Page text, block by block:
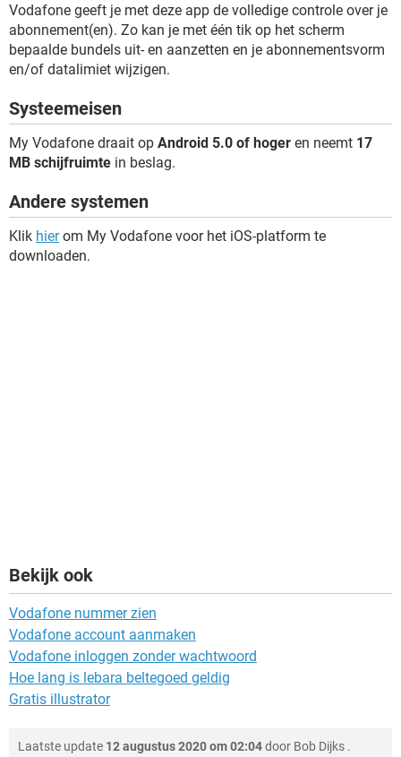
Vodafone geeft je met deze app de volledige controle over je
abonnement(en). Zo kan je met één tik op het scherm
bepaalde bundels uit- en aanzetten en je abonnementsvorm
en/of datalimiet wijzigen.
Systeemeisen
My Vodafone draait op Android 5.0 of hoger en neemt 17
MB schijfruimte in beslag.
Andere systemen
Klik hierom My Vodafone voor het iOS-platform te
downloaden.
Bekijk ook
Vodafone nummer zien
Vodafone account aanmaken
Vodafone inloggen zonder wachtwoord
Hoe lang is lebara beltegoed geldig
Gratis illustrator
Laatste update 12 augustus 2020 om 02:04door Bob Dijks .